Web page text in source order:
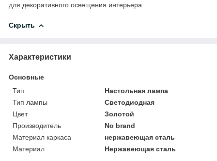
для декоративного освещения интерьера.
Скрыть
Характеристики
Основные
Тип
Настольная лампа
Тип лампы
Светодиодная
Цвет
Золотой
Производитель
No brand
Материал каркаса
нержавеющая сталь
Материал
Нержавеющая сталь